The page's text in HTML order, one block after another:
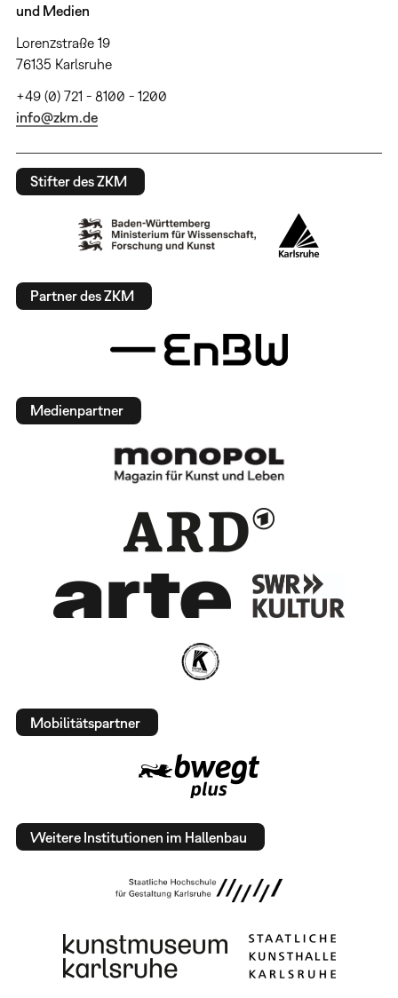
und Medien
Lorenzstraße 19
76135 Karlsruhe
+49 (0) 721 - 8100 - 1200
info@zkm.de
Stifter des ZKM
Partner des ZKM
Medienpartner
Mobilitätspartner
Weitere Institutionen im Hallenbau